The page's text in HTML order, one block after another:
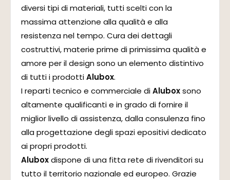
diversi tipi di materiali, tutti scelti con la
massima attenzione alla qualità e alla
resistenza nel tempo. Cura dei dettagli
costruttivi, materie prime di primissima qualità e
amore per il design sono un elemento distintivo
di tutti i prodottiAlubox.
I reparti tecnico e commerciale diAluboxsono
altamente qualificanti e in grado di fornire il
miglior livello di assistenza, dalla consulenza fino
alla progettazione degli spazi epositivi dedicato
ai propri prodotti.
Aluboxdispone di una fitta rete di rivenditori su
tutto il territorio nazionale ed europeo. Grazie